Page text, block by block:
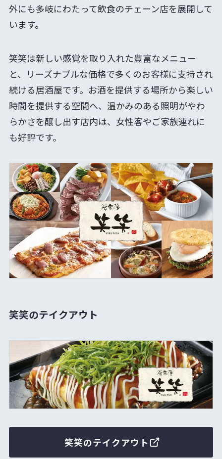
外にも多岐にわたって飲食のチェーン店を展開して
います。
笑笑は新しい感覚を取り入れた豊富なメニュー
と、リーズナブルな価格で多くのお客様に支持され
続ける居酒屋です。お酒を提供する場所から楽しい
時間を提供する空間へ、温かみのある照明がやわ
らかさを醸し出す店内は、女性客やご家族連れに
も好評です。
笑笑のテイクアウト
笑笑のテイクアウト